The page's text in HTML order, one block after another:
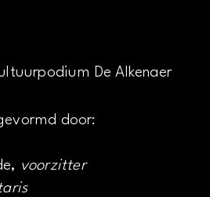
De Alkenaer
door:
voorzitter